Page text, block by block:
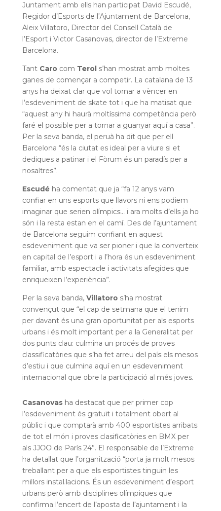
Juntament amb ells han participat David Escudé,
Regidor d’Esports de l’Ajuntament de Barcelona,
Aleix Villatoro, Director del Consell Català de
l’Esport i Victor Casanovas, director de l’Extreme
Barcelona.
Tant Carocom Terols’han mostrat amb moltes
ganes de començar a competir. La catalana de 13
anys ha deixat clar que vol tornar a vèncer en
l’esdeveniment de skate tot i que ha matisat que
“aquest any hi haurà moltíssima competència però
faré el possible per a tornar a guanyar aquí a casa”.
Per la seva banda, el peruà ha dit que per ell
Barcelona “és la ciutat es ideal per a viure si et
dediques a patinar i el Fòrum és un paradís per a
nosaltres”.
Escudé ha comentat que ja “fa 12 anys vam
confiar en uns esports que llavors ni ens podiem
imaginar que serien olímpics… i ara molts d’ells ja ho
són i la resta estan en el camí. Des de l’ajuntament
de Barcelona seguim confiant en aquest
esdeveniment que va ser pioner i que la converteix
en capital de l’esport i a l’hora és un esdeveniment
familiar, amb espectacle i activitats afegides que
enriqueixen l’experiència”.
Per la seva banda, Villatoros’ha mostrat
convençut que “el cap de setmana que el tenim
per davant és una gran oportunitat per als esports
urbans i és molt important per a la Generalitat per
dos punts clau: culmina un procés de proves
classificatòries que s’ha fet arreu del país els mesos
d’estiu i que culmina aquí en un esdeveniment
internacional que obre la participació al més joves.
Casanovasha destacat que per primer cop
l’esdeveniment és gratuït i totalment obert al
públic i que comptarà amb 400 esportistes arribats
de tot el món i proves clasificatòries en BMX per
als JJOO de París 24”. El responsable de l’Extreme
ha detallat que l’organització “porta ja molt mesos
treballant per a que els esportistes tinguin les
millors instal.lacions. És un esdeveniment d’esport
urbans però amb disciplines olímpiques que
confirma l’encert de l’aposta de l’ajuntament i la